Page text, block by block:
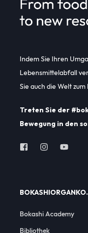
Indem Sie Ihren
Lebensmittelabfall
Sie auch die Welt zum
Treten Sie der
Bewegung in den
Bokashi Academy
Bibliothek